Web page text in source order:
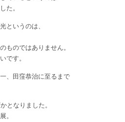
た。
というのは、
ものではありません。
です。
、田窪恭治に至るまで
となりました。
。